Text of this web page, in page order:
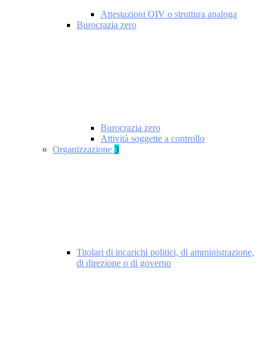
Attestazioni OIV o struttura analoga
Burocrazia zero
Burocrazia zero
Attività soggette a controllo
Organizzazione 3
Titolari di incarichi politici, di amministrazione,
di direzione o di governo